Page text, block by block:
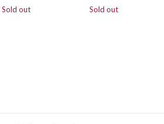
Sold out Sold out